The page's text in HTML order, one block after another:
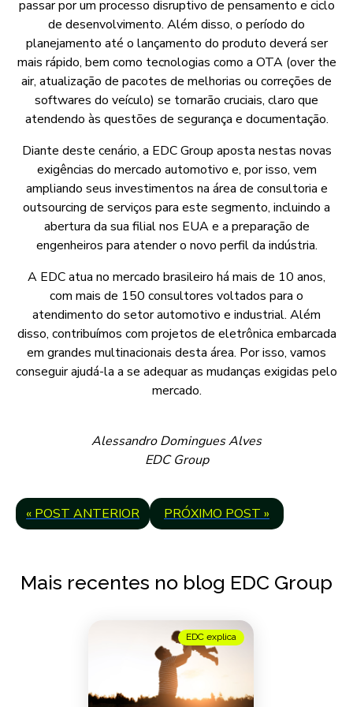
passar por um processo disruptivo de pensamento e ciclo
de desenvolvimento. Além disso, o período do
planejamento até o lançamento do produto deverá ser
mais rápido, bem como tecnologias como a OTA (over the
air, atualização de pacotes de melhorias ou correções de
softwares do veículo) se tornarão cruciais, claro que
atendendo às questões de segurança e documentação.
Diante deste cenário, a EDC Group aposta nestas novas
exigências do mercado automotivo e, por isso, vem
ampliando seus investimentos na área de consultoria e
outsourcing de serviços para este segmento, incluindo a
abertura da sua filial nos EUA e a preparação de
engenheiros para atender o novo perfil da indústria.
A EDC atua no mercado brasileiro há mais de 10 anos,
com mais de 150 consultores voltados para o
atendimento do setor automotivo e industrial. Além
disso, contribuímos com projetos de eletrônica embarcada
em grandes multinacionais desta área. Por isso, vamos
conseguir ajudá-la a se adequar as mudanças exigidas pelo
mercado.
Alessandro Domingues Alves
EDC Group
« POST ANTERIOR PRÓXIMO POST »
Mais recentes no blog EDC Group
EDC explica